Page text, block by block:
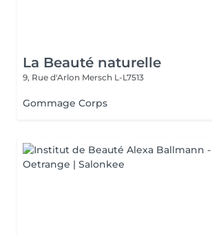
La Beauté naturelle
9, Rue d'Arlon Mersch L-L7513
Gommage Corps